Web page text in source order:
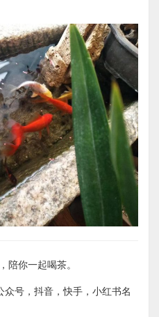
陪你一起喝茶。
号，抖音，快手，小红书名